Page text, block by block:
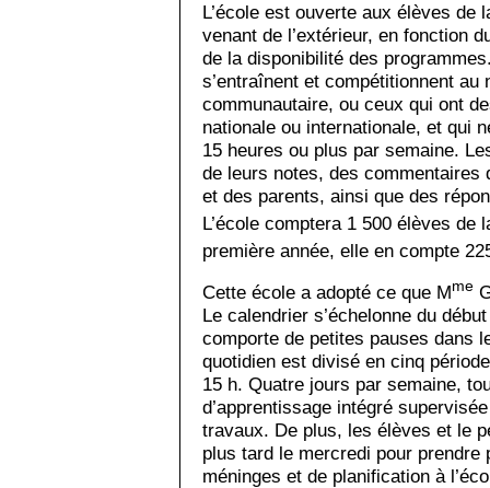
L’école est ouverte aux élèves de
venant de l’extérieur, en fonction
de la disponibilité des
s’entraînent et compétitionnent au
communautaire, ou ceux qui ont
nationale ou internationale, et qui
15 heures ou plus par semaine.
de leurs notes, des
et des parents, ainsi que des
L’école comptera 1 500 élèves de
première année, elle en compte
Cette école a adopté ce que Mme
Le calendrier s’échelonne du
comporte de petites pauses dans
quotidien est divisé en cinq
15 h. Quatre jours par semaine,
d’apprentissage intégré
travaux. De plus, les élèves et le
plus tard le mercredi pour
méninges et de planification à